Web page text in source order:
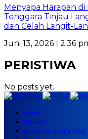
Menyapa Harapan di
Tenggara Tinjau
dan Celah Langit-
Juni 13, 2026 | 2:36
PERISTIWA
No posts yet.
Home
Redaksi
Pedoman Media Siber